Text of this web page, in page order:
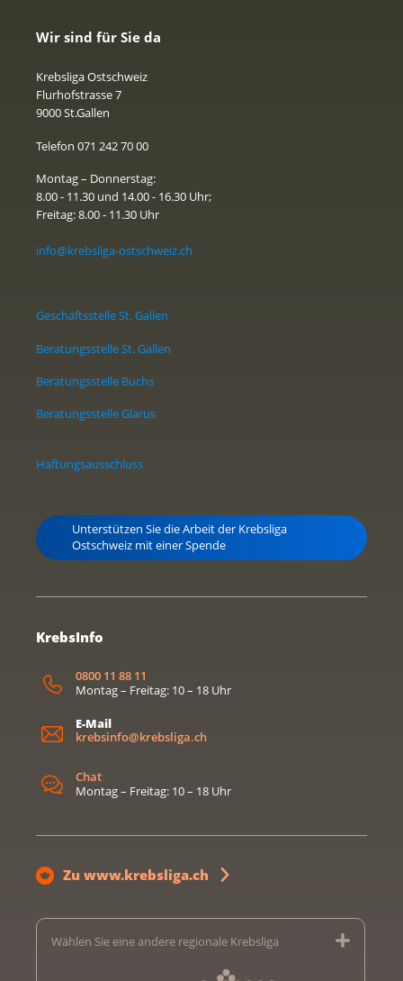
Wir sind für Sie da
Krebsliga Ostschweiz
Flurhofstrasse 7
9000 St.Gallen
Telefon 071 242 70 00
Montag – Donnerstag:
8.00 - 11.30 und 14.00 - 16.30 Uhr;
Freitag: 8.00 - 11.30 Uhr
info@krebsliga-ostschweiz.ch
Geschäftsstelle St. Gallen
Beratungsstelle St. Gallen
Beratungsstelle Buchs
Beratungsstelle Glarus
Haftungsausschluss
Unterstützen Sie die Arbeit der Krebsliga
Ostschweiz mit einer Spende
KrebsInfo
0800 11 88 11
Montag – Freitag: 10 – 18 Uhr
E-Mail
krebsinfo@krebsliga.ch
Chat
Montag – Freitag: 10 – 18 Uhr
Zu www.krebsliga.ch
Wählen Sie eine andere regionale Krebsliga